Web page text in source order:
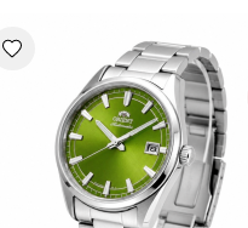
favorite